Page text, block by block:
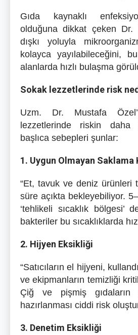
Gıda kaynaklı
olduğuna dikkat çeken
dışkı yoluyla
kolayca yayılabileceğini,
alanlarda hızlı bulaşma
Sokak lezzetlerinde risk
Uzm. Dr. Mustafa
lezzetlerinde riskin daha
başlıca sebepleri şunlar:
1. Uygun Olmayan Saklama
“Et, tavuk ve deniz ürünleri
süre açıkta bekleyebiliyor.
‘tehlikeli sıcaklık bölgesi’
bakteriler bu sıcaklıklarda
2. Hijyen Eksikliği
“Satıcıların el hijyeni,
ve ekipmanların temizliği
Çiğ ve pişmiş gıdaların
hazırlanması ciddi risk
3. Denetim Eksikliği